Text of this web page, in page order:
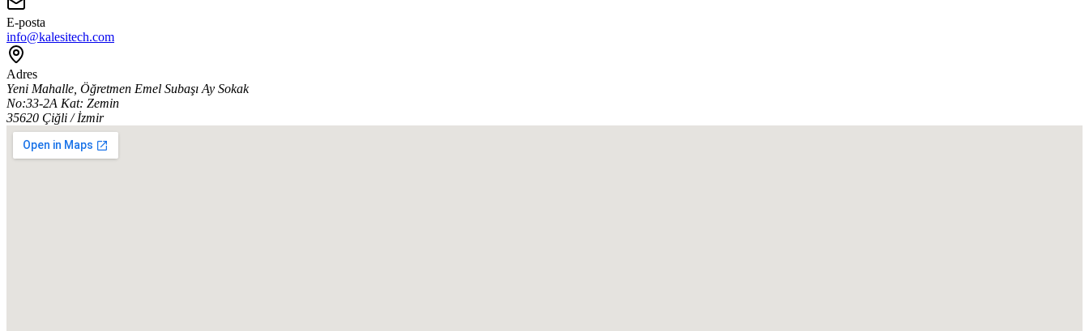
E-posta
info@kalesitech.com
Adres
Yeni Mahalle, Öğretmen Emel Subaşı Ay Sokak
No:33-2A Kat: Zemin
35620 Çiğli / İzmir